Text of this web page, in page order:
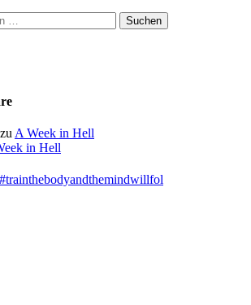
A Week in Hell
in Hell